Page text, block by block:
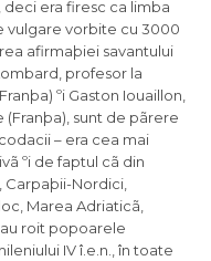
deci era firesc ca limba
vulgare vorbite cu 3000
afirmaþiei savantului
profesor la
ºi Gaston Iouaillon,
sunt de pãrere
– era cea mai
ºi de faptul cã din
Nordici,
Marea Adriaticã,
au roit popoarele
IV î.e.n., în toate